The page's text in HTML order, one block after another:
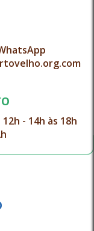
- 14h às 18h